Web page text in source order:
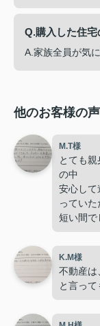
Q.購入した住宅
A.家族全員が気
他のお客様の
M.T様
とても
の中
安心して
っていた
短い間で
ありがと
K.M様
不動産は
と言って